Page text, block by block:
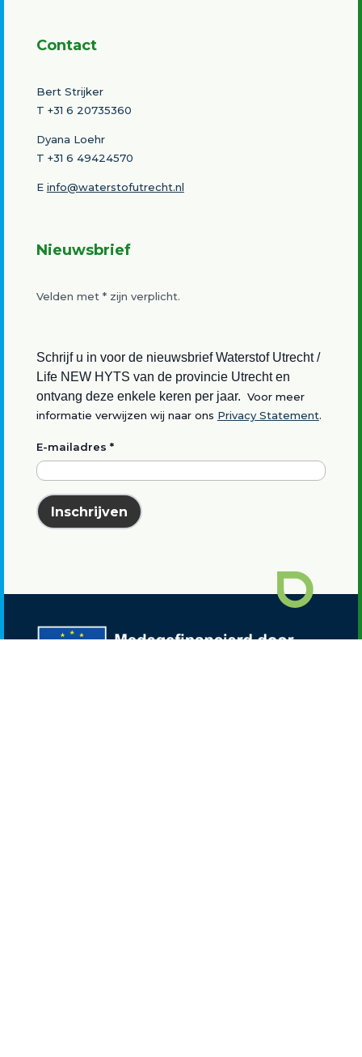
Contact
Bert Strijker
T +31 6 20735360
Dyana Loehr
T +31 6 49424570
E info@waterstofutrecht.nl
Nieuwsbrief
Velden met *zijn verplicht.
Schrijf u in voor de nieuwsbrief Waterstof Utrecht /
Life NEW HYTS van de provincie Utrecht en
ontvang deze enkele keren per jaar. Voor meer
informatie verwijzen wij naar ons Privacy Statement.
E-mailadres *
Inschrijven